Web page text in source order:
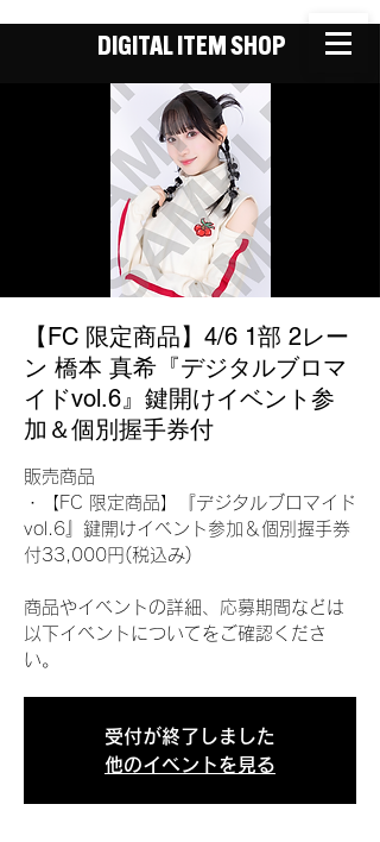
DIGITAL ITEM SHOP
【FC 限定商品】4/6 1部 2レー
ン 橋本 真希『デジタルブロマ
イドvol.6』鍵開けイベント参
加＆個別握手券付
販売商品
・【FC 限定商品】『デジタルブロマイド
vol.6』鍵開けイベント参加＆個別握手券
付33,000円(税込み)
商品やイベントの詳細、応募期間などは
以下イベントについてをご確認くださ
い。
受付が終了しました
他のイベントを見る